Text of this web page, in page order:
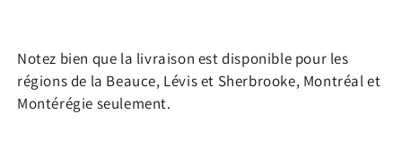
Notez bien que la livraison est disponible pour les
régions de la Beauce, Lévis et Sherbrooke, Montréal et
Montérégie seulement.